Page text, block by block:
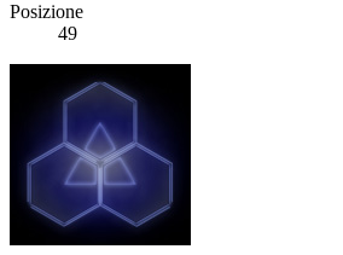
Posizione
49